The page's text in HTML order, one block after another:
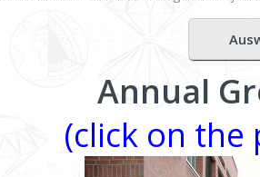
Annual
(click on the